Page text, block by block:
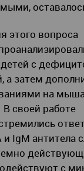
этого вопроса
с
а затем
на
своей работе
и IgM антитела
с